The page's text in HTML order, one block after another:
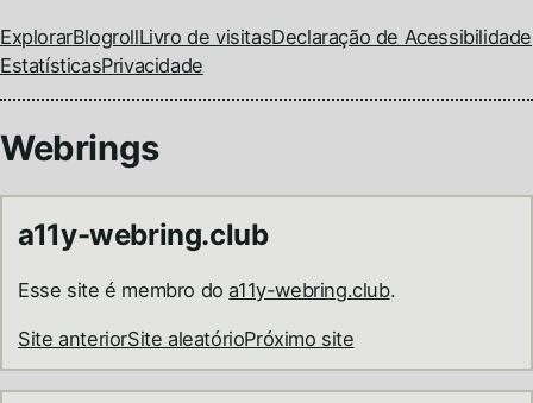
ExplorarBlogrollLivro de visitasDeclaração de Acessibilidade
EstatísticasPrivacidade
Webrings
a11y-webring.club
Esse site é membro doa11y-webring.club.
Site anteriorSite aleatórioPróximo site